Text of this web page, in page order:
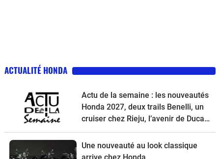
ACTUALITÉ HONDA
Actu de la semaine : les nouveautés
Honda 2027, deux trails Benelli, un
cruiser chez Rieju, l’avenir de Ducati
et la Norton Atlas à l’essai
Une nouveauté au look classique